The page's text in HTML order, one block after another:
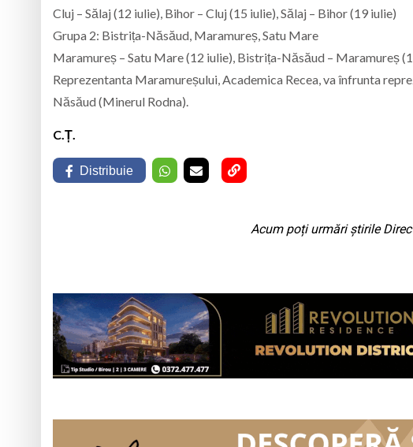
Cluj – Sălaj (12 iulie), Bihor – Cluj (15 iulie), Sălaj – Bihor (19 iulie)
Grupa 2: Bistrița-Năsăud, Maramureș, Satu Mare
Maramureș – Satu Mare (12 iulie), Bistrița-Năsăud – Maramureș
Reprezentanta Maramureșului, Academica Recea, va înfrunta
Năsăud (Minerul Rodna).
C.Ț.
Distribuie
Acum poți urmări știrile